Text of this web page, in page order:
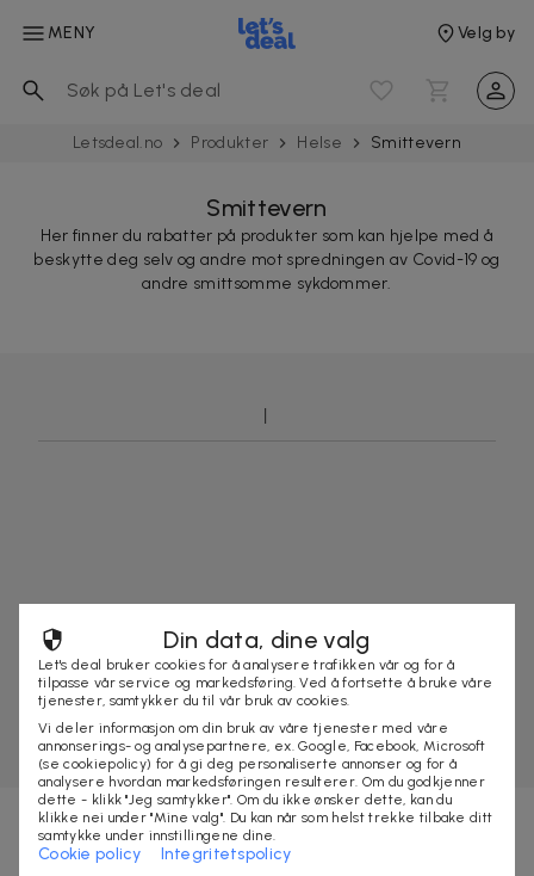
MENY Velg by
Letsdeal.no Produkter Helse Smitte­vern
Smittevern
Her finner du rabatter på produkter som kan hjelpe med å
beskytte deg selv og andre mot spredningen av Covid-19 og
andre smittsomme sykdommer.
Nyhetsbrevet fylt med fordeler
Din data, dine valg
Let's deal bruker cookies for å analysere trafikken vår og for å
tilpasse vår service og markedsføring. Ved å fortsette å bruke våre
tjenester, samtykker du til vår bruk av cookies.
Vi deler informasjon om din bruk av våre tjenester med våre
annonserings- og analysepartnere, ex. Google, Facebook, Microsoft
(se cookiepolicy) for å gi deg personaliserte annonser og for å
analysere hvordan markedsføringen resulterer. Om du godkjenner
dette - klikk "Jeg samtykker". Om du ikke ønsker dette, kan du
klikke nei under "Mine valg". Du kan når som helst trekke tilbake ditt
samtykke under innstillingene dine.
Cookie policy Integritetspolicy